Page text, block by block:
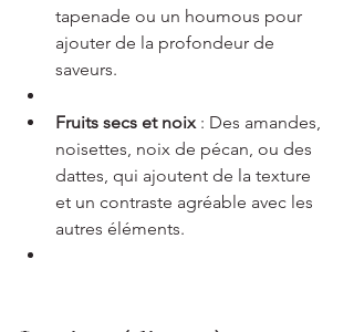
tapenade ou un houmous pour
ajouter de la profondeur de
saveurs.
Fruits secs et noix : Des amandes,
noisettes, noix de pécan, ou des
dattes, qui ajoutent de la texture
et un contraste agréable avec les
autres éléments.